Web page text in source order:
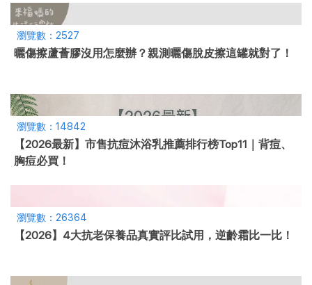
瀏覽數：2527
曬傷擦蘆薈膠沒用怎麼辦？親測曬傷脫皮擦這罐就對了！
瀏覽數：14842
【2026最新】市售抗痘沐浴乳推薦排行榜Top11｜背痘、
胸痘必買！
瀏覽數：26364
【2026】4大抗老保養品真實評比試用，逆齡霜比一比！